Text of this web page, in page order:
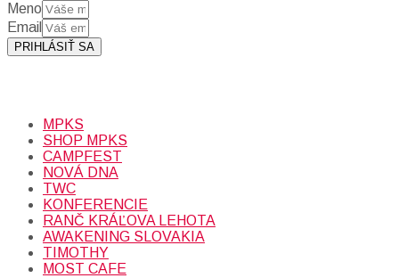
Meno
Email
PRIHLÁSIŤ SA
MPKS
SHOP MPKS
CAMPFEST
NOVÁ DNA
TWC
KONFERENCIE
RANČ KRÁĽOVA LEHOTA
AWAKENING SLOVAKIA
TIMOTHY
MOST CAFE